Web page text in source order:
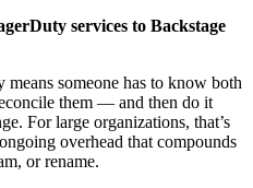
services to Backstage
someone has to know both
them — and then do it
For large organizations, that’s
overhead that compounds
or rename.